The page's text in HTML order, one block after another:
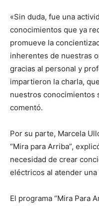
«Sin duda, fue una
conocimientos que ya
promueve la
inherentes de nuestras
gracias al personal y
impartieron la charla,
nuestros conocimientos
comentó.
Por su parte, Marcela
“Mira para Arriba”,
necesidad de crear
eléctricos al atender una
El programa “Mira Para